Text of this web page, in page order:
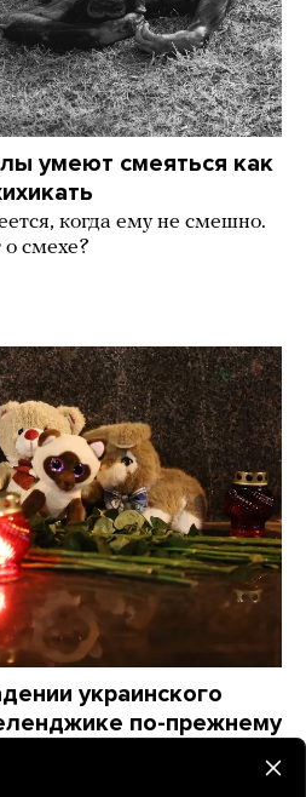
умеют смеяться как
когда ему не смешно.
смехе?
украинского
по-прежнему
Вот что удалось
три дня